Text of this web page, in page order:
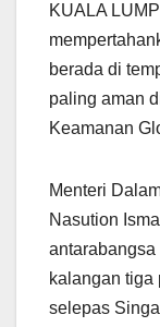
at
s
A
p
e
a
m
KUALA
berada di
paling aman
Keamanan
Menteri
Nasution
kalangan tiga
selepas